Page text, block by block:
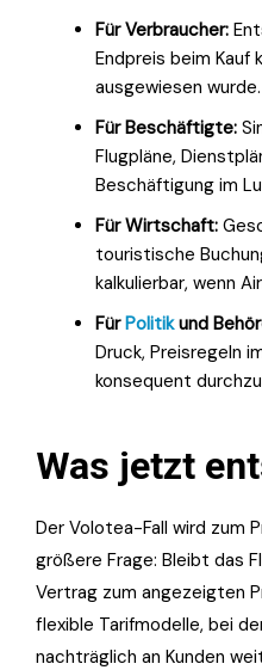
Für Verbraucher:
Endpreis beim Kauf
ausgewiesen wurde.
Für Beschäftigte:
Flugpläne,
Beschäftigung im
Für Wirtschaft:
touristische
kalkulierbar, wenn
FürPolitikund
Druck, Preisregeln
konsequent
Was jetzt
Der Volotea-Fall wird zum
größere Frage: Bleibt das
Vertrag zum angezeigten
flexible Tarifmodelle, bei
nachträglich an Kunden